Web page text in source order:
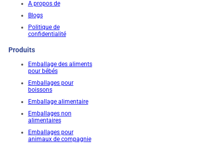
A propos de
Blogs
Politique de
confidentialité
Produits
Emballage des aliments
pour bébés
Emballages pour
boissons
Emballage alimentaire
Emballages non
alimentaires
Emballages pour
animaux de compagnie